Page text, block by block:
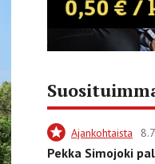
Ajankohtaista
Pekka Simojoki